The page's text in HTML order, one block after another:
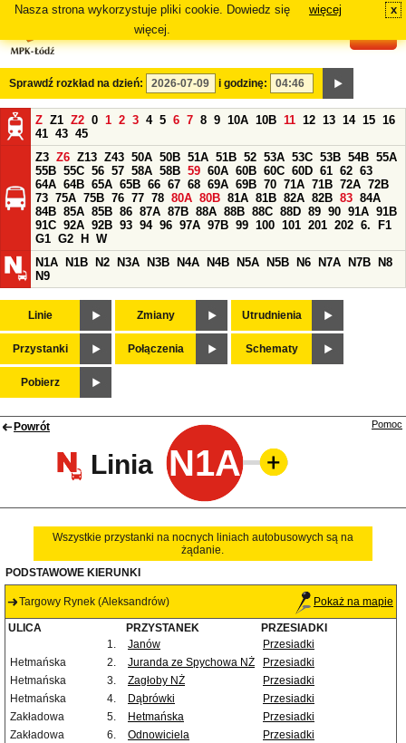
Nasza strona wykorzystuje pliki cookie. Dowiedz się
więcej.
więcej x
Sprawdź rozkład na dzień: i godzinę:
Z Z1 Z2 0 1 2 3 4 5 6 7 8 9 10A 10B 11 12 13 14 15 16
41 43 45
Z3 Z6 Z13 Z43 50A 50B 51A 51B 52 53A 53C 53B 54B 55A
55B 55C 56 57 58A 58B 59 60A 60B 60C 60D 61 62 63
64A 64B 65A 65B 66 67 68 69A 69B 70 71A 71B 72A 72B
73 75A 75B 76 77 78 80A 80B 81A 81B 82A 82B 83 84A
84B 85A 85B 86 87A 87B 88A 88B 88C 88D 89 90 91A 91B
91C 92A 92B 93 94 96 97A 97B 99 100 101 201 202 6.
F1
G1 G2 H
W
N1A
N1B N2 N3A N3B N4A N4B N5A N5B N6 N7A N7B
N8
N9
Linie Zmiany Utrudnienia
Przystanki Połączenia Schematy
Pobierz
Powrót
Linia N1A
Pomoc
Wszystkie przystanki na nocnych liniach autobusowych są na
żądanie.
PODSTAWOWE KIERUNKI
Targowy Rynek (Aleksandrów) Pokaż na mapie
ULICA PRZYSTANEK
PRZESIADKI
1.
Janów
Przesiadki
Hetmańska
2. Juranda ze Spychowa NŻ
Przesiadki
Hetmańska
3. Zagłoby NŻ
Przesiadki
Hetmańska
4. Dąbrówki
Przesiadki
Zakładowa
5. Hetmańska
Przesiadki
Zakładowa
6. Odnowiciela
Przesiadki